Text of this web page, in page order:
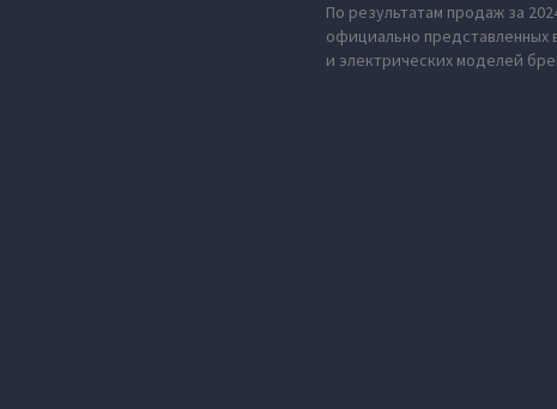
По результатам продаж за
официально представленных
и электрических моделей